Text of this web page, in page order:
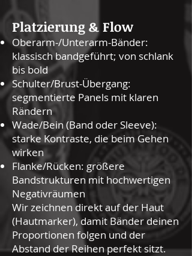
Platzierung & Flow
Oberarm-/Unterarm-Bänder:
klassisch bandgeführt; von schlank
bis bold
Schulter/Brust-Übergang:
segmentierte Panels mit klaren
Rändern
Wade/Bein (Band oder Sleeve):
starke Kontraste, die beim Gehen
wirken
Flanke/Rücken: größere
Bandstrukturen mit hochwertigen
Negativräumen
Wir zeichnen direkt auf der Haut
(Hautmarker), damit Bänder deinen
Proportionen folgen und der
Abstand der Reihen perfekt sitzt.